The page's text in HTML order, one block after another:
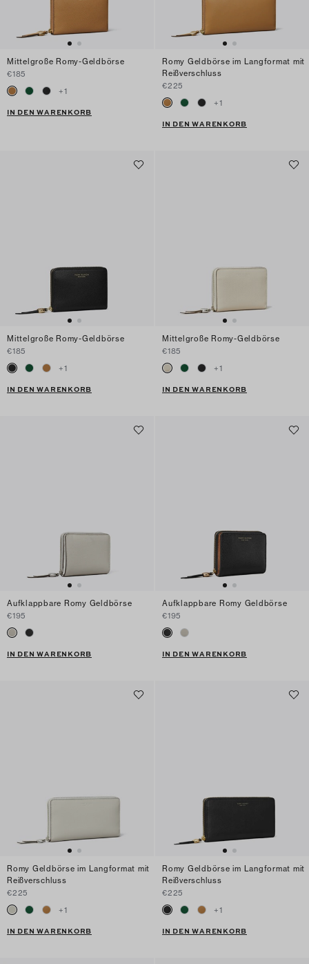
Mittelgroße Romy-Geldbörse
€185
+1
IN DEN WARENKORB
Romy Geldbörse im Langformat mit
Reißverschluss
€225
+1
IN DEN WARENKORB
Mittelgroße Romy-Geldbörse
€185
+1
IN DEN WARENKORB
Mittelgroße Romy-Geldbörse
€185
+1
IN DEN WARENKORB
Aufklappbare Romy Geldbörse
€195
IN DEN WARENKORB
Aufklappbare Romy Geldbörse
€195
IN DEN WARENKORB
Romy Geldbörse im Langformat mit
Reißverschluss
€225
+1
IN DEN WARENKORB
Romy Geldbörse im Langformat mit
Reißverschluss
€225
+1
IN DEN WARENKORB